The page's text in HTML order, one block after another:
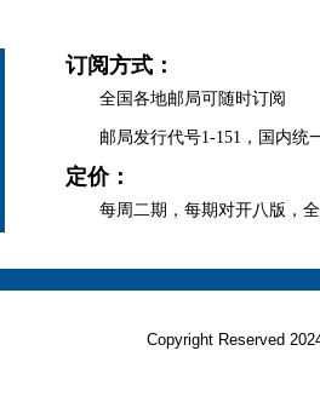
订阅方式：
全国各地邮局可随时订阅
邮局发行代号1-151，国内统一
定价：
每周二期，每期对开八版，全
Copyright Reserved